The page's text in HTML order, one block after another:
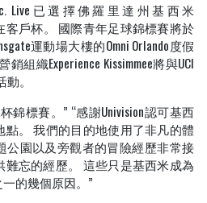
限
了
初
級
Inc. Live已選擇佛羅里達州基西米
客戶杯。 國際青年足球錦標賽將於
運動場大樓的Omni Orlando度假
組織Experience Kissimmee將與UCI
。
錦標賽。” “感謝Univision認可基西
。 我們的目的地使用了非凡的體
公園以及旁觀者的冒險經歷非常接
忘的經歷。 這些只是基西米成為
的幾個原因。”